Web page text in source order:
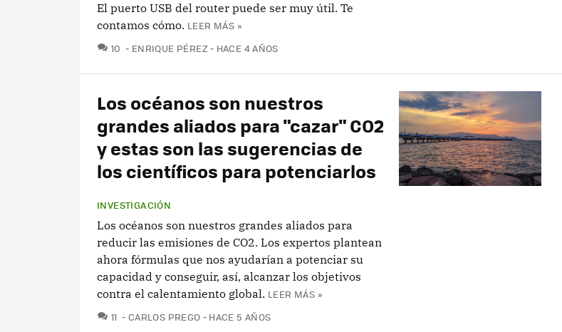
El puerto USB del router puede ser muy útil. Te
contamos cómo. LEER MÁS »
10 COMENTARIOS
ENRIQUE PÉREZ HACE 4 AÑOS
Los océanos son nuestros
grandes aliados para "cazar" CO2
y estas son las sugerencias de
los científicos para potenciarlos
INVESTIGACIÓN
Los océanos son nuestros grandes aliados para
reducir las emisiones de CO2. Los expertos plantean
ahora fórmulas que nos ayudarían a potenciar su
capacidad y conseguir, así, alcanzar los objetivos
contra el calentamiento global. LEER MÁS »
11 COMENTARIOS
CARLOS PREGO HACE 5 AÑOS